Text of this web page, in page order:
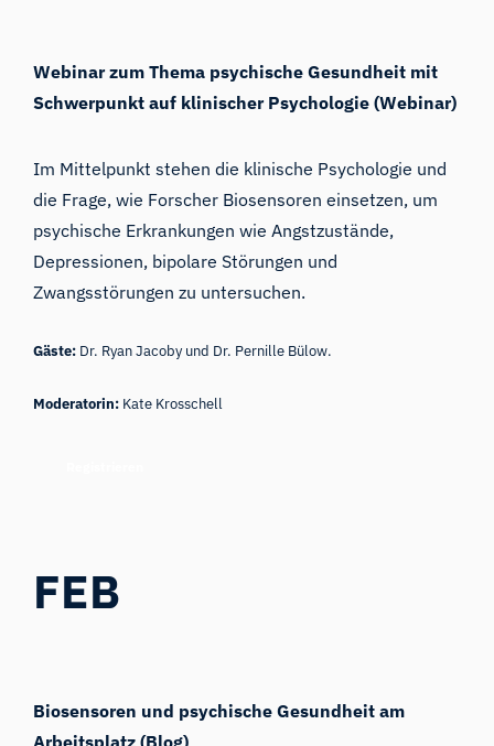
Webinar zum Thema psychische Gesundheit mit
Schwerpunkt auf klinischer Psychologie (Webinar)
Im Mittelpunkt stehen die klinische Psychologie und
die Frage, wie Forscher Biosensoren einsetzen, um
psychische Erkrankungen wie Angstzustände,
Depressionen, bipolare Störungen und
Zwangsstörungen zu untersuchen.
Gäste: Dr. Ryan Jacoby und Dr. Pernille Bülow.
Moderatorin: Kate Krosschell
FEB
Biosensoren und psychische Gesundheit am
Arbeitsplatz (Blog)